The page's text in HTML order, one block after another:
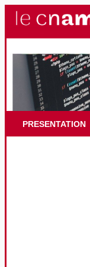
PRESENTATION